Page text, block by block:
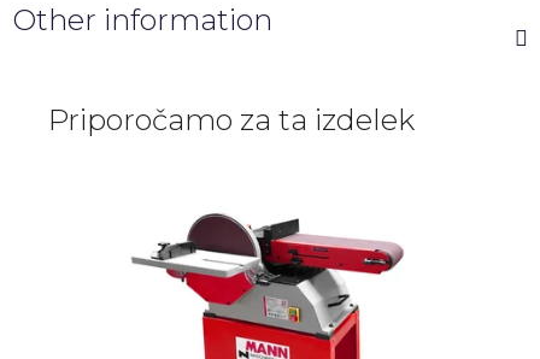
Other information
Priporočamo za ta izdelek